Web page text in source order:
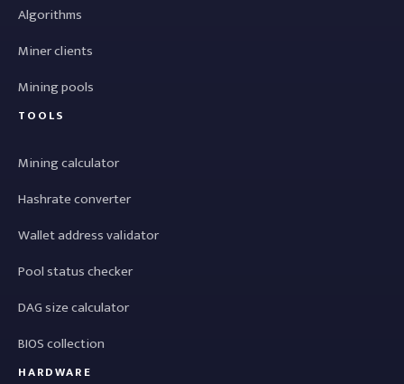
Algorithms
Miner clients
Mining pools
TOOLS
Mining calculator
Hashrate converter
Wallet address validator
Pool status checker
DAG size calculator
BIOS collection
HARDWARE